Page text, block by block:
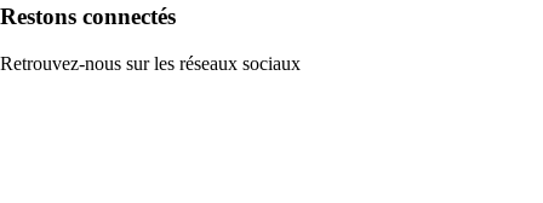
Restons connectés
Retrouvez-nous sur les réseaux sociaux